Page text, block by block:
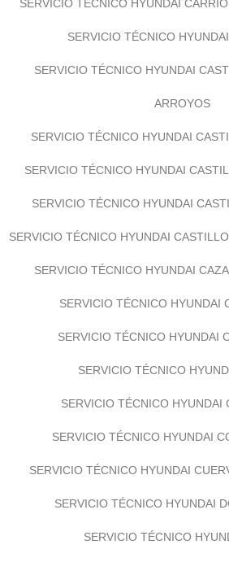
SERVICIO TÉCNICO HYUNDAI
SERVICIO TÉCNICO
SERVICIO TÉCNICO HYUNDAI
ARROYOS
SERVICIO TÉCNICO HYUNDAI
SERVICIO TÉCNICO HYUNDAI
SERVICIO TÉCNICO HYUNDAI
SERVICIO TÉCNICO HYUNDAI
SERVICIO TÉCNICO HYUNDAI
SERVICIO TÉCNICO HYUNDAI
SERVICIO TÉCNICO HYUNDAI
SERVICIO TÉCNICO
SERVICIO TÉCNICO HYUNDAI
SERVICIO TÉCNICO HYUNDAI
SERVICIO TÉCNICO HYUNDAI
SERVICIO TÉCNICO HYUNDAI
SERVICIO TÉCNICO